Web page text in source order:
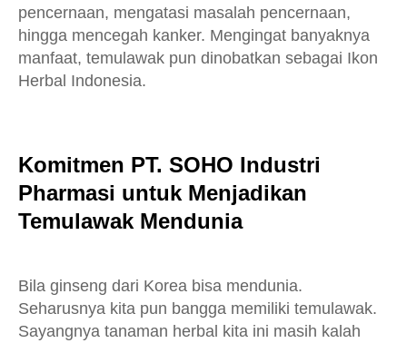
pencernaan, mengatasi masalah pencernaan,
hingga mencegah kanker. Mengingat banyaknya
manfaat, temulawak pun dinobatkan sebagai Ikon
Herbal Indonesia.
Komitmen PT. SOHO Industri
Pharmasi untuk Menjadikan
Temulawak Mendunia
Bila ginseng dari Korea bisa mendunia.
Seharusnya kita pun bangga memiliki temulawak.
Sayangnya tanaman herbal kita ini masih kalah